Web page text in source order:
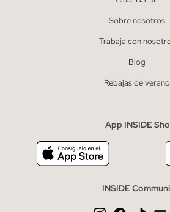
Sobre nosotros
Trabaja con
Blog
Rebajas de verano
App INSIDE
INSIDE